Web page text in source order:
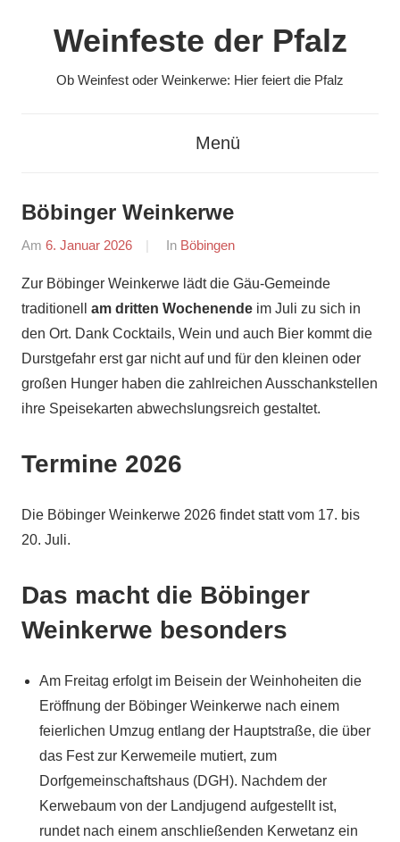
Weinfeste der Pfalz
Ob Weinfest oder Weinkerwe: Hier feiert die Pfalz
Menü
Böbinger Weinkerwe
Am 6. Januar 2026
Von
In Böbingen
Zur Böbinger Weinkerwe lädt die Gäu-Gemeinde
traditionell am dritten Wochenende im Juli zu sich in
den Ort. Dank Cocktails, Wein und auch Bier kommt die
Durstgefahr erst gar nicht auf und für den kleinen oder
großen Hunger haben die zahlreichen Ausschankstellen
ihre Speisekarten abwechslungsreich gestaltet.
Termine 2026
Die Böbinger Weinkerwe 2026 findet statt vom 17. bis
20. Juli.
Das macht die Böbinger
Weinkerwe besonders
Am Freitag erfolgt im Beisein der Weinhoheiten die
Eröffnung der Böbinger Weinkerwe nach einem
feierlichen Umzug entlang der Hauptstraße, die über
das Fest zur Kerwemeile mutiert, zum
Dorfgemeinschaftshaus (DGH). Nachdem der
Kerwebaum von der Landjugend aufgestellt ist,
rundet nach einem anschließenden Kerwetanz ein